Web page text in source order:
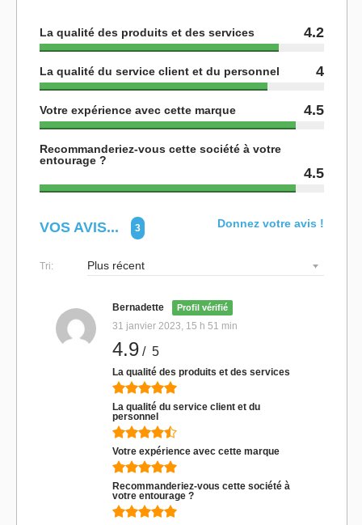
La qualité des produits et des services 4.2
La qualité du service client et du personnel 4
Votre expérience avec cette marque 4.5
Recommanderiez-vous cette société à votre
entourage ?
4.5
VOS AVIS... 3 Donnez votre avis !
Tri:
Bernadette Profil vérifié
31 janvier 2023, 15 h 51 min
4.9 / 5
La qualité des produits et des services
La qualité du service client et du
personnel
Votre expérience avec cette marque
Recommanderiez-vous cette société à
votre entourage ?